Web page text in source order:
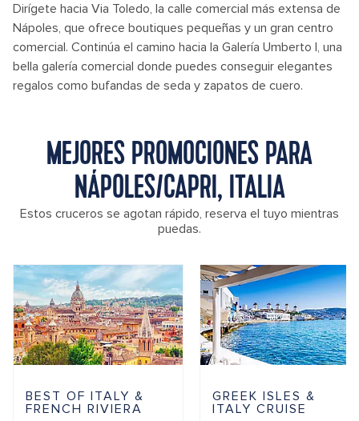
Dirígete hacia Via Toledo, la calle comercial más extensa de
Nápoles, que ofrece boutiques pequeñas y un gran centro
comercial. Continúa el camino hacia la Galería Umberto I, una
bella galería comercial donde puedes conseguir elegantes
regalos como bufandas de seda y zapatos de cuero.
MEJORES PROMOCIONES PARA
NÁPOLES/CAPRI, ITALIA
Estos cruceros se agotan rápido, reserva el tuyo mientras
puedas.
BEST OF ITALY &
FRENCH RIVIERA
GREEK ISLES &
ITALY CRUISE